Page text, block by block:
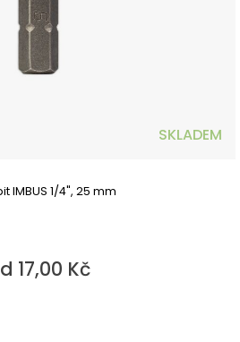
SKLADEM
IMBUS 1/4", 25 mm
17,00 Kč